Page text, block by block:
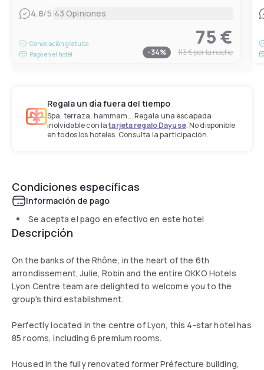
4.8/5|43 Opiniones
Cancelación gratuita
Pago en el hotel
75 €
-34% 113 €por la noche
Regala un día fuera del tiempo
Spa, terraza, hammam... Regala una escapada
inolvidable con latarjeta regalo Dayuse. No disponible
en todos los hoteles. Consulta la participación.
Condiciones específicas
Información de pago
Se acepta el pago en efectivo en este hotel
Descripción
On the banks of the Rhône, in the heart of the 6th
arrondissement, Julie, Robin and the entire OKKO Hotels
Lyon Centre team are delighted to welcome you to the
group's third establishment.
Perfectly located in the centre of Lyon, this 4-star hotel has
85 rooms, including 6 premium rooms.
Housed in the fully renovated former Préfecture building,